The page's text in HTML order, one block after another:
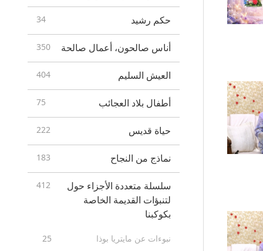
حكم رشيد 34
أناس صالحون، أعمال صالحة 350
العيش السليم 404
أطفال بلاد العجائب 75
حياة قديس 222
نماذج من النجاح 183
سلسلة متعددة الأجزاء حول
لتنبؤات القديمة الخاصة
بكوكبنا
412
نبوءات عن مايتريا بوذا
25